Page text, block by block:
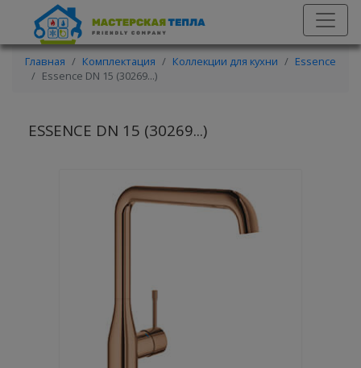
Главная Комплектация Коллекции для кухни
Essence
Essence DN 15 (30269...)
ESSENCE DN 15 (30269...)